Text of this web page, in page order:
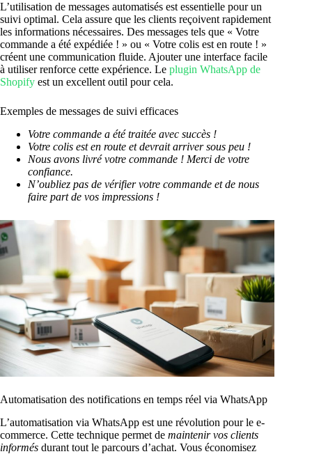
L’utilisation de messages automatisés est essentielle pour un
suivi optimal. Cela assure que les clients reçoivent rapidement
les informations nécessaires. Des messages tels que « Votre
commande a été expédiée ! » ou « Votre colis est en route ! »
créent une communication fluide. Ajouter une interface facile
à utiliser renforce cette expérience. Le plugin WhatsApp de
Shopify est un excellent outil pour cela.
Exemples de messages de suivi efficaces
Votre commande a été traitée avec succès !
Votre colis est en route et devrait arriver sous peu !
Nous avons livré votre commande ! Merci de votre
confiance.
N’oubliez pas de vérifier votre commande et de nous
faire part de vos impressions !
Automatisation des notifications en temps réel via WhatsApp
L’automatisation via WhatsApp est une révolution pour le e-
commerce. Cette technique permet de maintenir vos clients
informés durant tout le parcours d’achat. Vous économisez